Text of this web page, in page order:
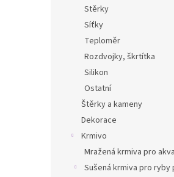
Stěrky
Síťky
Teploměr
Rozdvojky, škrtítka
Silikon
Ostatní
Štěrky a kameny
Dekorace
Krmivo
Mražená krmiva pro
Sušená krmiva pro ryby